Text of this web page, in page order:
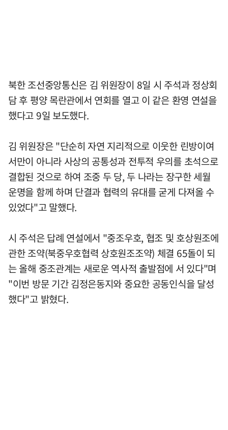
북한 조선중앙통신은 김 위원장이 8일 시 주석과 정상회
담 후 평양 목란관에서 연회를 열고 이 같은 환영 연설을
했다고 9일 보도했다.
김 위원장은 "단순히 자연 지리적으로 이웃한 린방이여
서만이 아니라 사상의 공통성과 전투적 우의를 초석으로
결합된 것으로 하여 조중 두 당, 두 나라는 장구한 세월
운명을 함께 하며 단결과 협력의 유대를 굳게 다져올 수
있었다"고 말했다.
시 주석은 답례 연설에서 "중조우호, 협조 및 호상원조에
관한 조약(북중우호협력 상호원조조약) 체결 65돌이 되
는 올해 중조관계는 새로운 역사적 출발점에 서 있다"며
"이번 방문 기간 김정은동지와 중요한 공동인식을 달성
했다"고 밝혔다.